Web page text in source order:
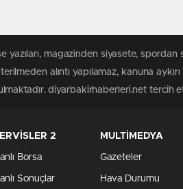
yazıları, magazinden siyasete,
alıntı yapılamaz, kanuna
diyarbakirhaberleri.net tercih
2
Borsa
Sonuçlar
MULTİMEDYA
Gazeteler
Hava Durumu